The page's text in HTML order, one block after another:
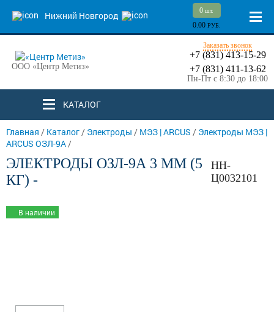
Нижний Новгород 0 шт.
0.00 РУБ.
ООО «Центр Метиз»
Заказать звонок
+7 (831) 413-15-29
+7 (831) 411-13-62
Пн-Пт с 8:30 до 18:00
КАТАЛОГ
Главная / Каталог/ Электроды / МЭЗ | ARCUS / Электроды МЭЗ |
ARCUS ОЗЛ-9А/
ЭЛЕКТРОДЫ ОЗЛ-9А 3 ММ (5
КГ) -
НН-
Ц0032101
В наличии